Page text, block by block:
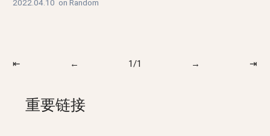
2022.04.10 on Random
⇤ ← 1/1 → ⇥
重要链接